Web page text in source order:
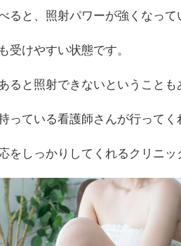
ると、照射パワーが強くなって
受けやすい状態です。
ると照射できないということも
っている看護師さんが行ってく
をしっかりしてくれるクリニッ